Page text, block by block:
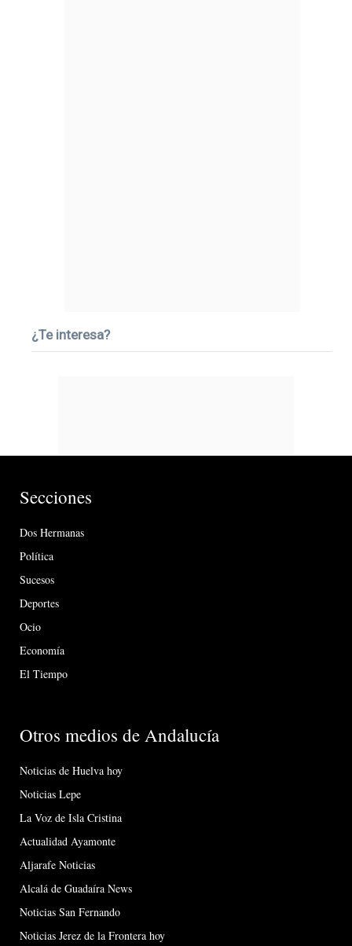
¿Te interesa?
Secciones
Dos Hermanas
Política
Sucesos
Deportes
Ocio
Economía
El Tiempo
Otros medios de Andalucía
Noticias de Huelva hoy
Noticias Lepe
La Voz de Isla Cristina
Actualidad Ayamonte
Aljarafe Noticias
Alcalá de Guadaíra News
Noticias San Fernando
Noticias Jerez de la Frontera hoy